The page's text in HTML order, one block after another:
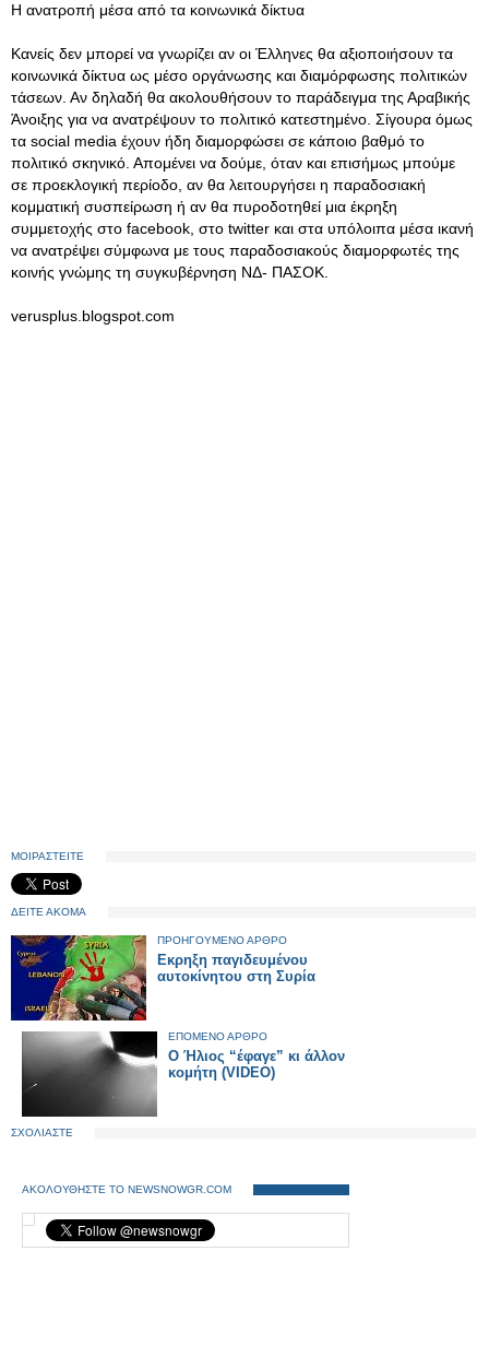
Η ανατροπή μέσα από τα κοινωνικά δίκτυα
Κανείς δεν μπορεί να γνωρίζει αν οι Έλληνες θα αξιοποιήσουν τα
κοινωνικά δίκτυα ως μέσο οργάνωσης και διαμόρφωσης πολιτικών
τάσεων. Αν δηλαδή θα ακολουθήσουν το παράδειγμα της Αραβικής
Άνοιξης για να ανατρέψουν το πολιτικό κατεστημένο. Σίγουρα όμως
τα social media έχουν ήδη διαμορφώσει σε κάποιο βαθμό το
πολιτικό σκηνικό. Απομένει να δούμε, όταν και επισήμως μπούμε
σε προεκλογική περίοδο, αν θα λειτουργήσει η παραδοσιακή
κομματική συσπείρωση ή αν θα πυροδοτηθεί μια έκρηξη
συμμετοχής στο facebook, στο twitter και στα υπόλοιπα μέσα ικανή
να ανατρέψει σύμφωνα με τους παραδοσιακούς διαμορφωτές της
κοινής γνώμης τη συγκυβέρνηση ΝΔ- ΠΑΣΟΚ.
verusplus.blogspot.com
ΜΟΙΡΑΣΤΕΙΤΕ
ΔΕΙΤΕ ΑΚΟΜΑ
ΠΡΟΗΓΟΥΜΕΝΟ ΑΡΘΡΟ
Εκρηξη παγιδευμένου
αυτοκίνητου στη Συρία
ΕΠΟΜΕΝΟ ΑΡΘΡΟ
Ο Ήλιος “έφαγε” κι άλλον
κομήτη (VIDEO)
ΣΧΟΛΙΑΣΤΕ
ΑΚΟΛΟΥΘΗΣΤΕ ΤΟ NEWSNOWGR.COM